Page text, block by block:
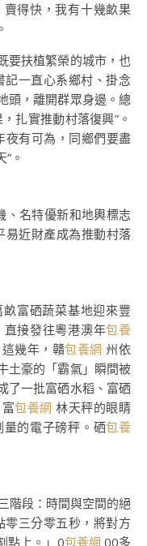
得快，我有十幾畝果
要扶植繁榮的城市，也
記一直心系鄉村、掛念
頭，離開群眾身邊。總
扎實推動村落復興”。
夜有可為，同鄉們要盡
。
、名特優新和地輿標志
易近財產成為推動村落
富硒蔬菜基地迎來豐
接發往粵港澳年包養
幾年，贛包養網 州依
土豪的「霸氣」瞬間被
了一批富硒水稻、富硒
包養網 林天秤的眼睛
的電子磅秤。硒包養
階段：時間與空間的絕
零三分零五秒，將對方
點上。」0包養網 00多